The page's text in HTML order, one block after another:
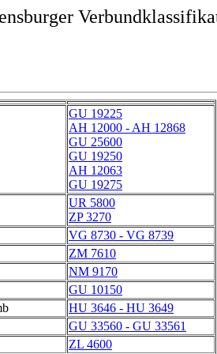
GU 19225
AH 12000 - AH 12868
GU 25600
GU 19250
AH 12063
GU 19275
UR 5800
ZP 3270
VG 8730 - VG 8739
ZM 7610
NM 9170
GU 10150
HU 3646 - HU 3649
GU 33560 - GU 33561
ZL 4600